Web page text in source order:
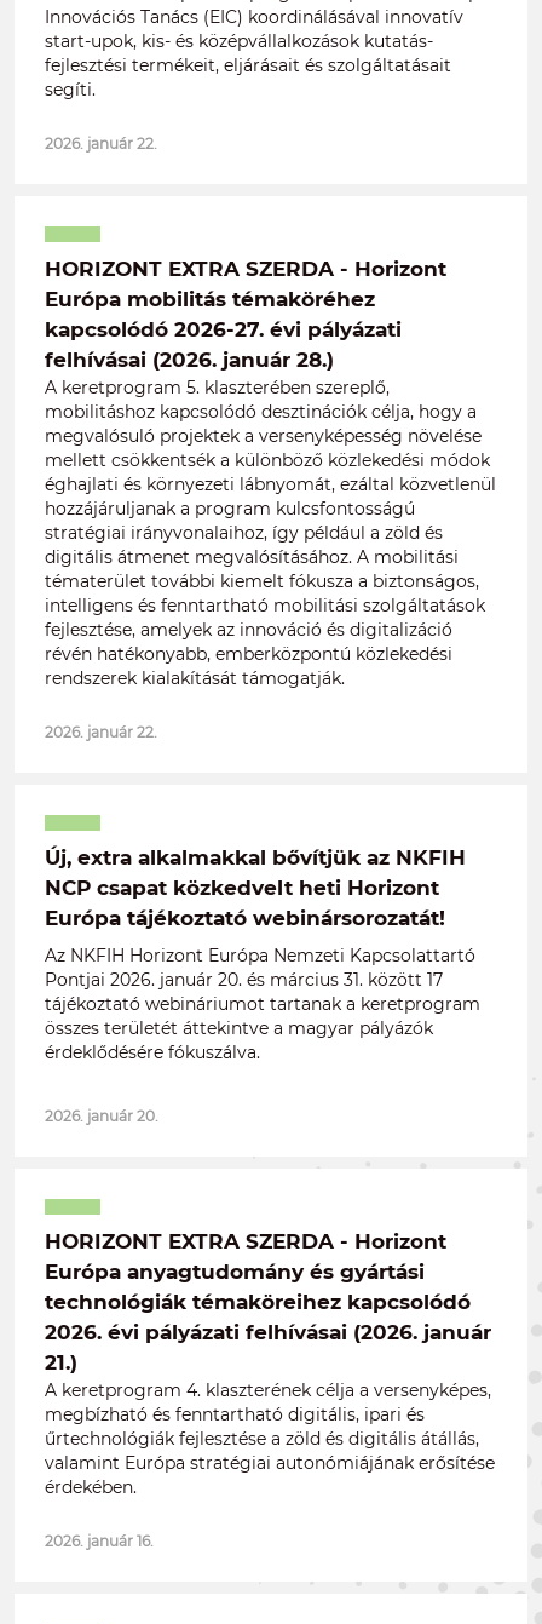
Innovációs Tanács (EIC) koordinálásával innovatív
start-upok, kis- és középvállalkozások kutatás-
fejlesztési termékeit, eljárásait és szolgáltatásait
segíti.
2026. január 22.
HORIZONT EXTRA SZERDA - Horizont
Európa mobilitás témaköréhez
kapcsolódó 2026-27. évi pályázati
felhívásai (2026. január 28.)
A keretprogram 5. klaszterében szereplő,
mobilitáshoz kapcsolódó desztinációk célja, hogy a
megvalósuló projektek a versenyképesség növelése
mellett csökkentsék a különböző közlekedési módok
éghajlati és környezeti lábnyomát, ezáltal közvetlenül
hozzájáruljanak a program kulcsfontosságú
stratégiai irányvonalaihoz, így például a zöld és
digitális átmenet megvalósításához. A mobilitási
tématerület további kiemelt fókusza a biztonságos,
intelligens és fenntartható mobilitási szolgáltatások
fejlesztése, amelyek az innováció és digitalizáció
révén hatékonyabb, emberközpontú közlekedési
rendszerek kialakítását támogatják.
2026. január 22.
Új, extra alkalmakkal bővítjük az NKFIH
NCP csapat közkedvelt heti Horizont
Európa tájékoztató webinársorozatát!
Az NKFIH Horizont Európa Nemzeti Kapcsolattartó
Pontjai 2026. január 20. és március 31. között 17
tájékoztató webináriumot tartanak a keretprogram
összes területét áttekintve a magyar pályázók
érdeklődésére fókuszálva.
2026. január 20.
HORIZONT EXTRA SZERDA - Horizont
Európa anyagtudomány és gyártási
technológiák témaköreihez kapcsolódó
2026. évi pályázati felhívásai (2026. január
21.)
A keretprogram 4. klaszterének célja a versenyképes,
megbízható és fenntartható digitális, ipari és
űrtechnológiák fejlesztése a zöld és digitális átállás,
valamint Európa stratégiai autonómiájának erősítése
érdekében.
2026. január 16.